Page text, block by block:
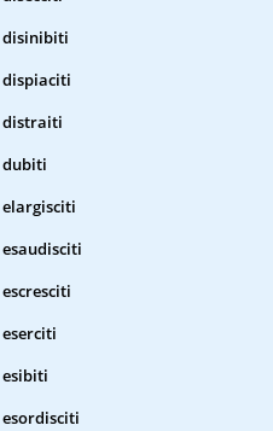
disinibiti
dispiaciti
distraiti
dubiti
elargisciti
esaudisciti
escresciti
eserciti
esibiti
esordisciti